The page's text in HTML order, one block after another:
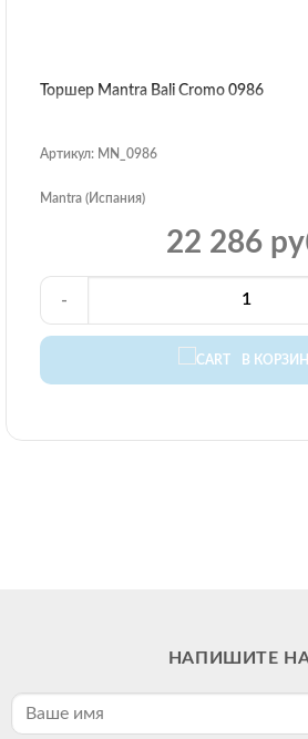
Торшер Mantra Bali Cromo 0986
Артикул: MN_0986
Mantra (Испания)
22 286
В
-
НАПИШИТЕ